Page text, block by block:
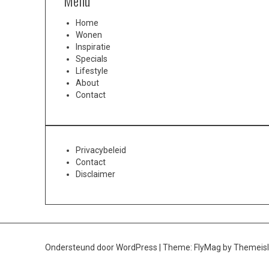
Home
Wonen
Inspiratie
Specials
Lifestyle
About
Contact
Privacybeleid
Contact
Disclaimer
Ondersteund door WordPress Theme: FlyMag by